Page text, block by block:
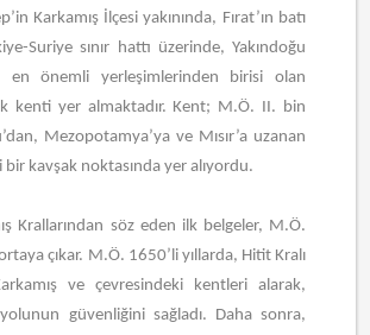
İlçesi yakınında, Fırat’ın batı
Suriye sınır hattı üzerinde, Yakındoğu
en önemli yerleşimlerinden birisi olan
kenti yer almaktadır. Kent; M.Ö. II. bin
Mezopotamya’ya ve Mısır’a uzanan
bir kavşak noktasında yer alıyordu.
söz eden ilk belgeler, M.Ö.
çıkar. M.Ö. 1650’li yıllarda, Hitit Kralı
ve çevresindeki kentleri alarak,
güvenliğini sağladı. Daha sonra,